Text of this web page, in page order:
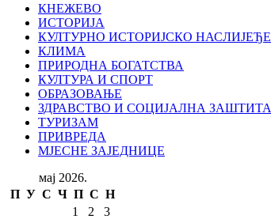
КНЕЖЕВО
ИСТОРИЈА
КУЛТУРНО ИСТОРИЈСКО НАСЛИЈЕЂЕ
КЛИМА
ПРИРОДНА БОГАТСТВА
КУЛТУРА И СПОРТ
ОБРАЗОВАЊЕ
ЗДРАВСТВО И СОЦИЈАЛНА ЗАШТИТА
ТУРИЗАМ
ПРИВРЕДА
МЈЕСНЕ ЗАЈЕДНИЦЕ
мај 2026.
П У С Ч П С Н
1
2
3